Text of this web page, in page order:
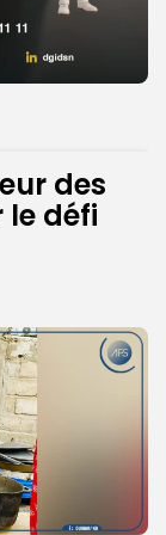
des
le défi